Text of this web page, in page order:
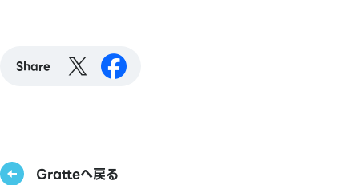
Share
Gratteへ戻る